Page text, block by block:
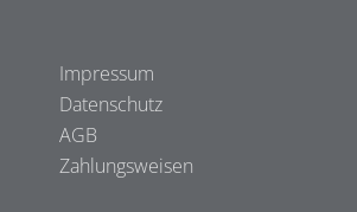
Impressum
Datenschutz
AGB
Zahlungsweisen